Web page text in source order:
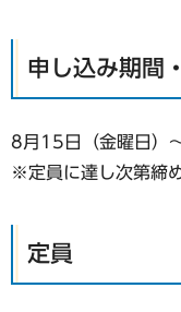
申し込み期間
8月15日（金曜日）
※定員に達し次第締
定員